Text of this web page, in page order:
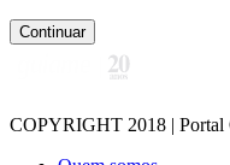
Continuar
COPYRIGHT 2018 | Portal